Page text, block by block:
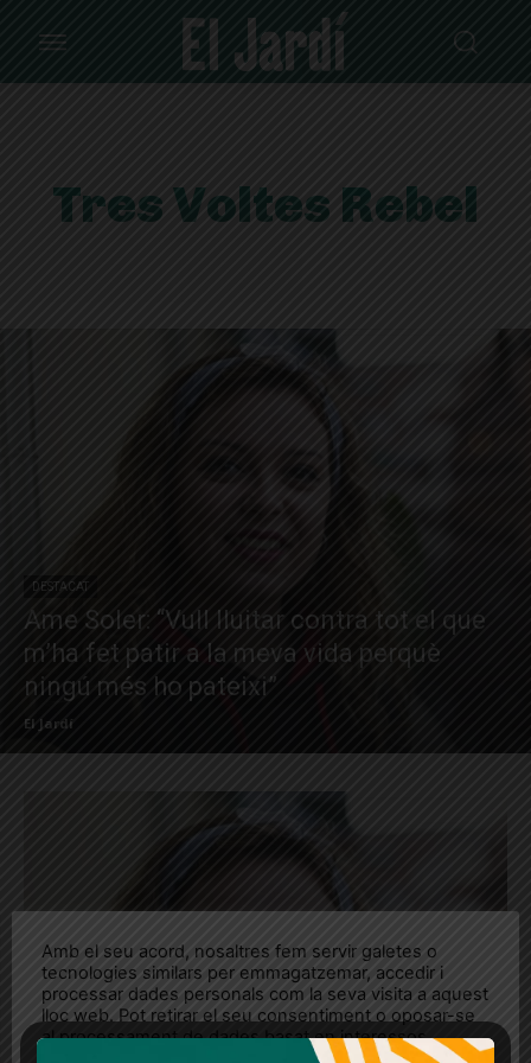
Tres Voltes Rebel
DESTACAT
Ame Soler: “Vull lluitar contra tot el que
m’ha fet patir a la meva vida perquè
ningú més ho pateixi”
El Jardí
Amb el seu acord, nosaltres fem servir galetes o
tecnologies similars per emmagatzemar, accedir i
processar dades personals com la seva visita a aquest
lloc web. Pot retirar el seu consentiment o oposar-se
al processament de dades basat en interessos
legítims en qualsevol moment fent clic a "Ajustos de